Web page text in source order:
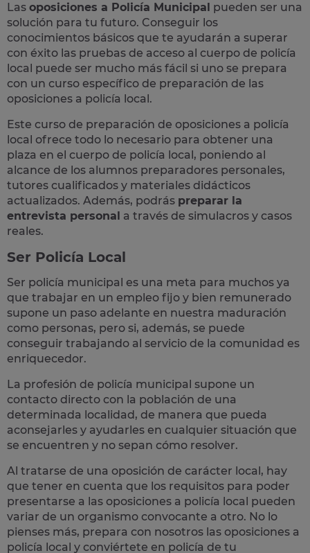
Las oposiciones a Policía Municipal pueden ser una
solución para tu futuro. Conseguir los
conocimientos básicos que te ayudarán a superar
con éxito las pruebas de acceso al cuerpo de policía
local puede ser mucho más fácil si uno se prepara
con un curso específico de preparación de las
oposiciones a policía local.
Este curso de preparación de oposiciones a policía
local ofrece todo lo necesario para obtener una
plaza en el cuerpo de policía local, poniendo al
alcance de los alumnos preparadores personales,
tutores cualificados y materiales didácticos
actualizados. Además, podrás preparar la
entrevista personal a través de simulacros y casos
reales.
Ser Policía Local
Ser policía municipal es una meta para muchos ya
que trabajar en un empleo fijo y bien remunerado
supone un paso adelante en nuestra maduración
como personas, pero si, además, se puede
conseguir trabajando al servicio de la comunidad es
enriquecedor.
La profesión de policía municipal supone un
contacto directo con la población de una
determinada localidad, de manera que pueda
aconsejarles y ayudarles en cualquier situación que
se encuentren y no sepan cómo resolver.
Al tratarse de una oposición de carácter local, hay
que tener en cuenta que los requisitos para poder
presentarse a las oposiciones a policía local pueden
variar de un organismo convocante a otro. No lo
pienses más, prepara con nosotros las oposiciones a
policía local y conviértete en policía de tu